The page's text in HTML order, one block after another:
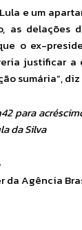
e um
as delações
o ex-
justificar a
sumária”,
para
da Silva
da Agência